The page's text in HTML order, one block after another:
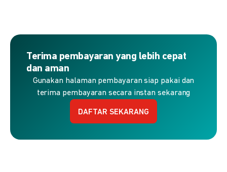
Terima pembayaran yang lebih cepat
dan aman
Gunakan halaman pembayaran siap pakai dan
terima pembayaran secara instan sekarang
DAFTAR SEKARANG